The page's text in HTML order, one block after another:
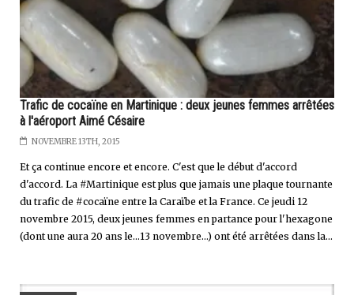
Trafic de cocaïne en Martinique : deux jeunes femmes arrêtées
à l'aéroport Aimé Césaire
NOVEMBRE 13TH, 2015
Et ça continue encore et encore. C'est que le début d'accord
d'accord. La #Martinique est plus que jamais une plaque tournante
du trafic de #cocaïne entre la Caraïbe et la France. Ce jeudi 12
novembre 2015, deux jeunes femmes en partance pour l'hexagone
(dont une aura 20 ans le...13 novembre...) ont été arrêtées dans la...